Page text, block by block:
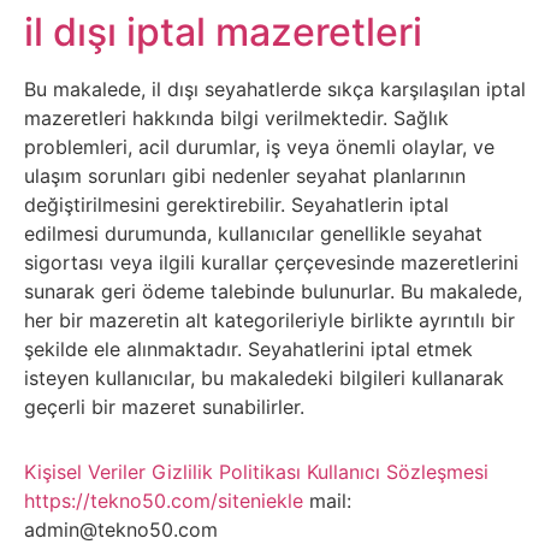
Belgesel
Bilgi
Bilgisayar
Bilim
Bitcoin
Bitkiler
Çizgi
Diğer
il dışı iptal mazeretleri
Bu makalede, il dışı seyahatlerde sıkça karşılaşılan iptal
mazeretleri hakkında bilgi verilmektedir. Sağlık
problemleri, acil durumlar, iş veya önemli olaylar, ve
ulaşım sorunları gibi nedenler seyahat planlarının
değiştirilmesini gerektirebilir. Seyahatlerin iptal
edilmesi durumunda, kullanıcılar genellikle seyahat
sigortası veya ilgili kurallar çerçevesinde mazeretlerini
sunarak geri ödeme talebinde bulunurlar. Bu makalede,
her bir mazeretin alt kategorileriyle birlikte ayrıntılı bir
şekilde ele alınmaktadır. Seyahatlerini iptal etmek
isteyen kullanıcılar, bu makaledeki bilgileri kullanarak
geçerli bir mazeret sunabilirler.
Kişisel Veriler Gizlilik Politikası Kullanıcı Sözleşmesi
https://tekno50.com/siteniekle mail:
admin@tekno50.com